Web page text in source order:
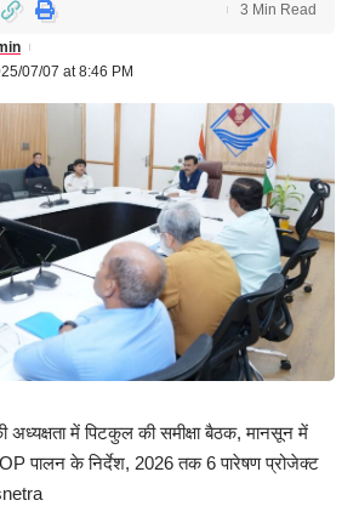
07/07 at 8:46 PM
3 Min Read
अध्यक्षता में पिटकुल की समीक्षा बैठक, मानसून में
पालन के निर्देश, 2026 तक 6 पारेषण प्रोजेक्ट